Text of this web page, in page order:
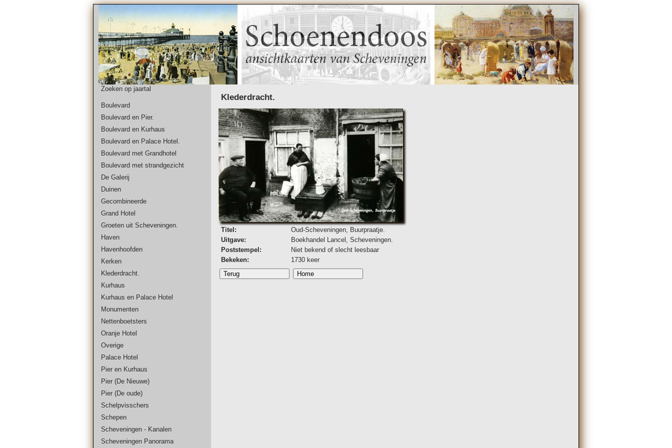
Zoeken op jaartal
Boulevard
Boulevard en Pier.
Boulevard en Kurhaus
Boulevard en Palace Hotel.
Boulevard met Grandhotel
Boulevard met strandgezicht
De Galerij
Duinen
Gecombineerde
Grand Hotel
Groeten uit Scheveningen.
Haven
Havenhoofden
Kerken
Klederdracht.
Kurhaus
Kurhaus en Palace Hotel
Monumenten
Nettenboetsters
Oranje Hotel
Overige
Palace Hotel
Pier en Kurhaus
Pier (De Nieuwe)
Pier (De oude)
Schelpvisschers
Schepen
Scheveningen - Kanalen
Scheveningen Panorama
Klederdracht.
Titel:
Oud-Scheveningen, Buurpraatje.
Uitgave:
Boekhandel Lancel, Scheveningen.
Poststempel:
Niet bekend of slecht leesbaar
Bekeken:
1730 keer